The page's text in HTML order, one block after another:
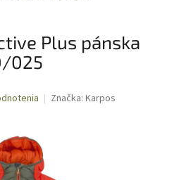
Plus pánska
025
Značka: Karpos